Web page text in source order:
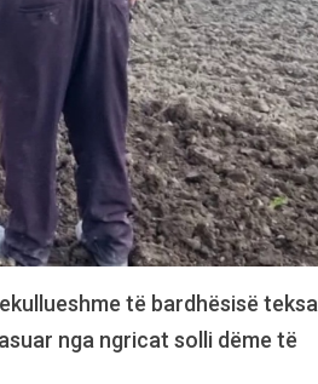
të bardhësisë teksa
nga ngricat solli dëme të